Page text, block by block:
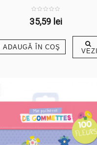
35,59 lei
ADAUGĂ ÎN COŞ VEZI